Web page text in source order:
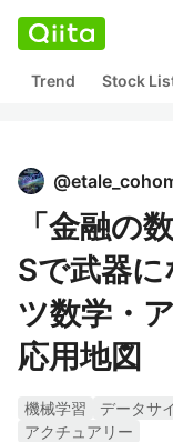
Trend Stock
@
「金融の
Sで武器
ツ数学・
応用地図
機械学習 データサ
アクチュアリー